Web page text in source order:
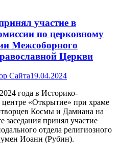
участие в
по церковному
Межсоборного
Церкви
Сайта19.04.2024
года в Историко-
центре «Открытие» при храме
Космы и Дамиана на
принял участие
отдела религиозного
Иоанн (Рубин).